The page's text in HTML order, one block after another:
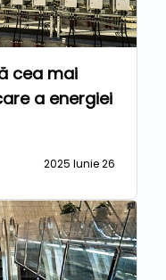
cea mai
a energiei
2025 Iunie 26